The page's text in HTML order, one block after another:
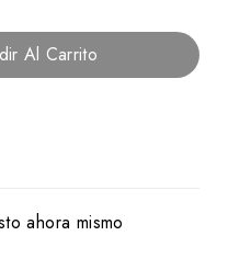
Al Carrito
ahora mismo